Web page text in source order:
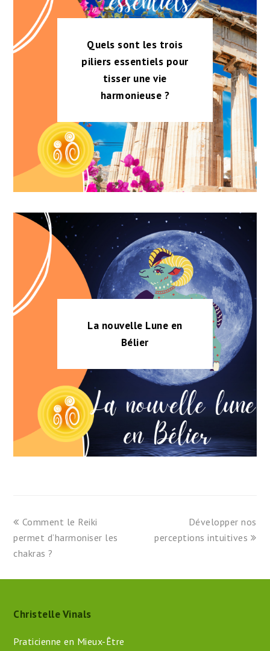
Quels sont les trois
piliers essentiels pour
tisser une vie
harmonieuse ?
La nouvelle Lune en
Bélier
previous
post:
Comment le Reiki
permet d’harmoniser les
chakras ?
next
post:
Développer nos
perceptions intuitives
Christelle Vinals
Praticienne en Mieux-Être